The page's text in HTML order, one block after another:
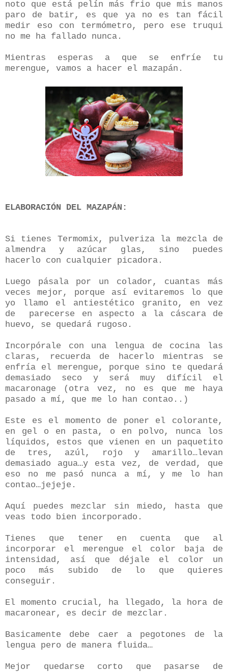
noto que está pelín más frio que mis manos
paro de batir, es que ya no es tan fácil
medir eso con termómetro, pero ese truqui
no me ha fallado nunca.
Mientras esperas a que se enfríe tu
merengue, vamos a hacer el mazapán.
ELABORACIÓN DEL MAZAPÁN:
Si tienes Termomix, pulveriza la mezcla de
almendra y azúcar glas, sino puedes
hacerlo con cualquier picadora.
Luego pásala por un colador, cuantas más
veces mejor, porque así evitaremos lo que
yo llamo el antiestético granito, en vez
de
parecerse en aspecto a la cáscara de
huevo, se quedará rugoso.
Incorpórale con una lengua de cocina las
claras, recuerda de hacerlo mientras se
enfría el merengue, porque sino te quedará
demasiado seco y será muy difícil el
macaronage (otra vez, no es que me haya
pasado a mí, que me lo han contao..)
Este es el momento de poner el colorante,
en gel o en pasta, o en polvo, nunca los
líquidos, estos que vienen en un paquetito
de tres, azúl, rojo y amarillo…levan
demasiado agua…y esta vez, de verdad, que
eso no me pasó nunca a mí, y me lo han
contao…jejeje.
Aquí puedes mezclar sin miedo, hasta que
veas todo bien incorporado.
Tienes que tener en cuenta que al
incorporar el merengue el color baja de
intensidad, así que déjale el color un
poco más subido de lo que quieres
conseguir.
El momento crucial, ha llegado, la hora de
macaronear, es decir de mezclar.
Basicamente debe caer a pegotones de la
lengua pero de manera fluida…
Mejor quedarse corto que pasarse de